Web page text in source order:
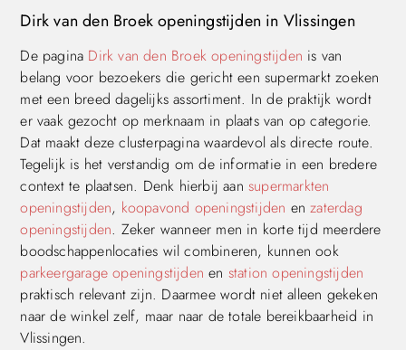
Dirk van den Broek openingstijden in Vlissingen
De pagina Dirk van den Broek openingstijden is van
belang voor bezoekers die gericht een supermarkt zoeken
met een breed dagelijks assortiment. In de praktijk wordt
er vaak gezocht op merknaam in plaats van op categorie.
Dat maakt deze clusterpagina waardevol als directe route.
Tegelijk is het verstandig om de informatie in een bredere
context te plaatsen. Denk hierbij aan supermarkten
openingstijden, koopavond openingstijden enzaterdag
openingstijden. Zeker wanneer men in korte tijd meerdere
boodschappenlocaties wil combineren, kunnen ook
parkeergarage openingstijden en station openingstijden
praktisch relevant zijn. Daarmee wordt niet alleen gekeken
naar de winkel zelf, maar naar de totale bereikbaarheid in
Vlissingen.